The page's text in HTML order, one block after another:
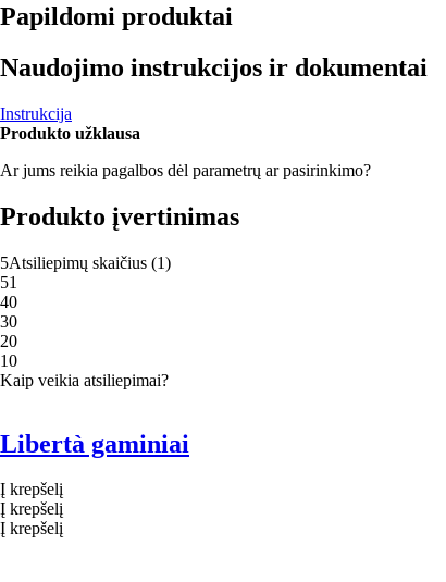
Papildomi produktai
Naudojimo instrukcijos ir dokumentai
Instrukcija
Produkto užklausa
Ar jums reikia pagalbos dėl parametrų ar pasirinkimo?
Produkto įvertinimas
5Atsiliepimų skaičius (1)
51
40
30
20
10
Kaip veikia atsiliepimai?
Libertà gaminiai
Į krepšelį
Į krepšelį
Į krepšelį